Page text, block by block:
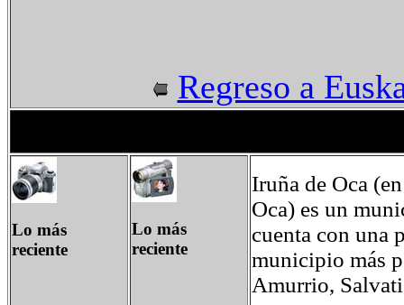
Regreso a
Lo más
reciente
Lo más
reciente
Iruña de Oca
Oca) es un
cuenta con una
municipio más
Amurrio,